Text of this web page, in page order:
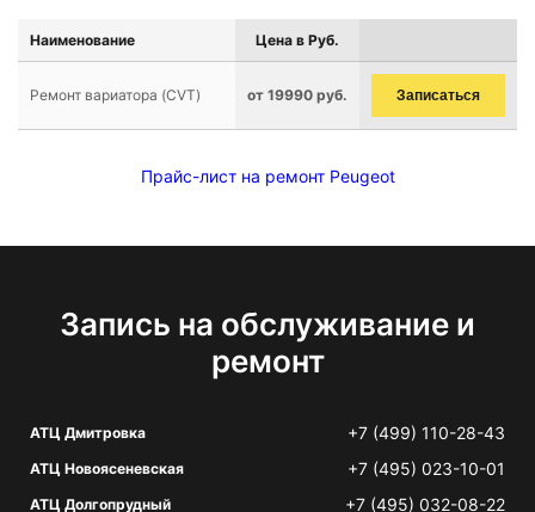
Наименование Цена в Руб.
Ремонт вариатора (CVT) от 19990 руб. Записаться
Прайс-лист на ремонт Peugeot
Запись на обслуживание и
ремонт
АТЦ Дмитровка +7 (499) 110-28-43
АТЦ Новоясеневская +7 (495) 023-10-01
АТЦ Долгопрудный +7 (495) 032-08-22